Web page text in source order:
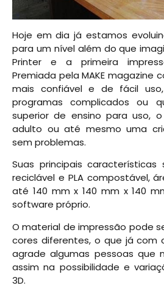
Hoje em dia já estamos
para um nível além do que
Printer e a primeira
Premiada pela MAKE magazine
mais confiável e de fácil
programas complicados ou
superior de ensino para uso,
adulto ou até mesmo uma
sem problemas.
Suas principais características
reciclável e PLA compostável,
até 140 mm x 140 mm x 140
software próprio.
O material de impressão pode
cores diferentes, o que já com
agrade algumas pessoas que
assim na possibilidade e
3D.